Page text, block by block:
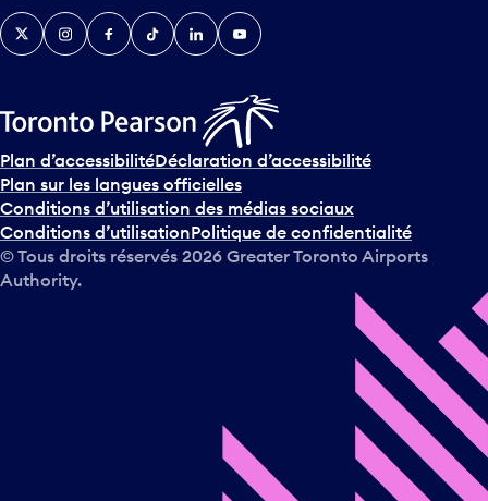
v
e
n
s
u
r
l
e
c
a
TwitterInstagramFacebook
TikTokLinkedInYouTube
Plan d’accessibilitéDéclaration d’accessibilité
Plan sur les langues officielles
Conditions d’utilisation des médias sociaux
Conditions d’utilisationPolitique de confidentialité
© Tous droits réservés 2026 Greater Toronto Airports
Authority.